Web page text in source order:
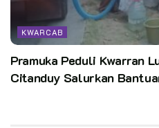
KWARCAB
Pramuka Peduli Kwarran
Citanduy Salurkan